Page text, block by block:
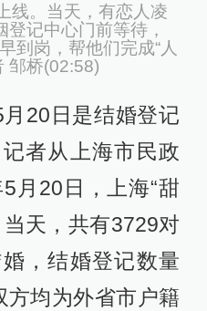
线。当天，有恋人凌
记中心门前等待，
到岗，帮他们完成“人
邹桥(02:58)
月20日是结婚登记
者从上海市民政
月20日，上海“甜
天，共有3729对
，结婚登记数量
方均为外省市户籍